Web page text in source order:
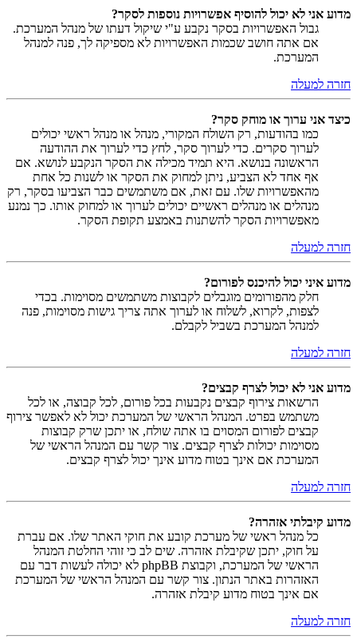
מדוע אני לא יכול להוסיף אפשרויות נוספות לסקר?
גבול האפשרויות בסקר נקבע ע"י שיקול דעתו של מנהל המערכת.
אם אתה חושב שכמות האפשרויות לא מספיקה לך, פנה למנהל
המערכת.
חזרה למעלה
כיצד אני ערוך או מוחק סקר?
כמו בהודעות, רק השולח המקורי, מנהל או מנהל ראשי יכולים
לערוך סקרים. כדי לערוך סקר, לחץ כדי לערוך את ההודעה
הראשונה בנושא. היא תמיד מכילה את הסקר הנקבע לנושא. אם
אף אחד לא הצביע, ניתן למחוק את הסקר או לשנות כל אחת
מהאפשרויות שלו. עם זאת, אם משתמשים כבר הצביעו בסקר, רק
מנהלים או מנהלים ראשיים יכולים לערוך או למחוק אותו. כך נמנע
מאפשרויות הסקר להשתנות באמצע תקופת הסקר.
חזרה למעלה
מדוע איני יכול להיכנס לפורום?
חלק מהפורומים מוגבלים לקבוצות משתמשים מסוימות. בכדי
לצפות, לקרוא, לשלוח או לערוך אתה צריך גישות מסוימות, פנה
למנהל המערכת בשביל לקבלם.
חזרה למעלה
מדוע אני לא יכול לצרף קבצים?
הרשאות צירוף קבצים נקבעות בכל פורום, לכל קבוצה, או לכל
משתמש בפרט. המנהל הראשי של המערכת יכול לא לאפשר צירוף
קבצים לפורום המסוים בו אתה שולח, או יתכן שרק קבוצות
מסוימות יכולות לצרף קבצים. צור קשר עם המנהל הראשי של
המערכת אם אינך בטוח מדוע אינך יכול לצרף קבצים.
חזרה למעלה
מדוע קיבלתי אזהרה?
כל מנהל ראשי של מערכת קובע את חוקי האתר שלו. אם עברת
על חוק, יתכן שקיבלת אזהרה. שים לב כי זוהי החלטת המנהל
הראשי של המערכת, וקבוצת phpBB לא יכולה לעשות דבר עם
האזהרות באתר הנתון. צור קשר עם המנהל הראשי של המערכת
אם אינך בטוח מדוע קיבלת אזהרה.
חזרה למעלה